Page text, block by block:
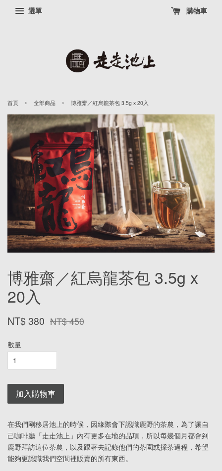
選單 購物車
首頁 › 全部商品 › 博雅齋／紅烏龍茶包 3.5g x 20入
博雅齋／紅烏龍茶包 3.5g x
20入
NT$ 380 NT$ 450
數量
加入購物車
在我們剛移居池上的時候，因緣際會下認識鹿野的茶農，為了讓自
己咖啡廳「走走池上」內有更多在地的品項，所以每幾個月都會到
鹿野拜訪這位茶農，以及跟著去記錄他們的茶園或採茶過程，希望
能夠更認識我們空間裡販賣的所有東西。